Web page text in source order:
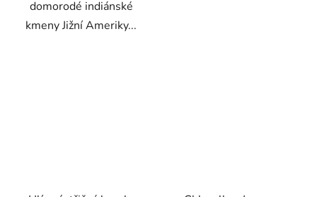
domorodé indiánské
kmeny Jižní Ameriky...